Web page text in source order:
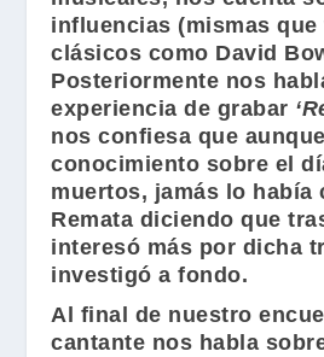
influencias (mismas que
clásicos como David
Posteriormente nos
experiencia de grabar
nos confiesa que
conocimiento sobre el
muertos, jamás lo había
Remata diciendo que
interesó más por dicha
investigó a fondo.
Al final de nuestro
cantante nos habla